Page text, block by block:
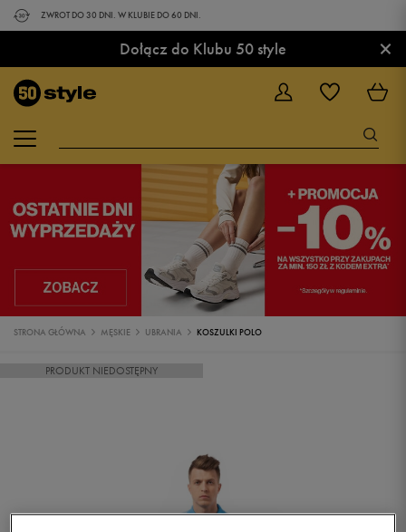
ZWROT DO 30 DNI. W KLUBIE DO 60 DNI.
Dołącz do Klubu 50 style ×
STRONA GŁÓWNA MĘSKIE UBRANIA KOSZULKI POLO
PRODUKT NIEDOSTĘPNY